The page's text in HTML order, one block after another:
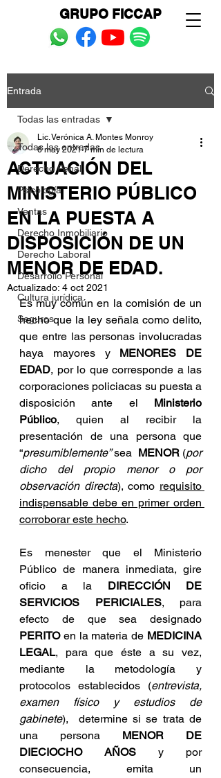
GRUPO FICCAP
Entrada
Todas las entradas
Derecho Penal
Psicología
Ventas
Derecho Inmobiliario
Derecho Laboral
Desarrollo Personal
Cultura jurídica
Seguros
Todas las entradas
ACTUACIÓN DEL
MINISTERIO PÚBLICO
EN LA PUESTA A
DISPOSICIÓN DE UN
MENOR DE EDAD.
Lic. Verónica A. Montes Monroy
6 may 2021 7 min de lectura
Actualizado: 4 oct 2021
Es muy común en la comisión de un
hecho que la ley señala como delito,
que entre las personas involucradas
haya mayores y MENORES DE
EDAD, por lo que corresponde a las
corporaciones policiacas su puesta a
disposición ante el Ministerio
Público, quien al recibir la
presentación de una persona que
“presumiblemente” sea MENOR (por
dicho del propio menor o por
observación directa), como requisito
indispensable debe en primer orden
corroborar este hecho.
Es menester que el Ministerio
Público de manera inmediata, gire
oficio a la DIRECCIÓN DE
SERVICIOS PERICIALES, para
PERITO en la materia de MEDICINA
LEGAL, para que éste a su vez,
mediante la metodología y
protocolos establecidos (entrevista,
examen físico y estudios de
gabinete),  determine si se trata de
una persona MENOR DE
DIECIOCHO AÑOS y por